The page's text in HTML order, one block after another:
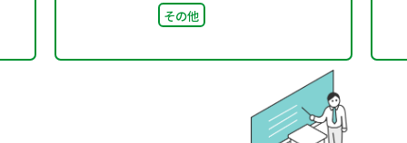
その他